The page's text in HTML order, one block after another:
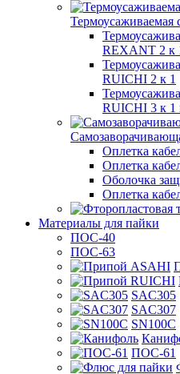
Термоусаживаемая
REXANT 2 к
RUICHI 2 к 1
RUICHI 3 к 1
Оплетка
Оплетка
Оболочка
Оплетка
Материалы для пайки
ПОС-40
ПОС-63
SAC305
SAC307
SN100C
ПОС-61